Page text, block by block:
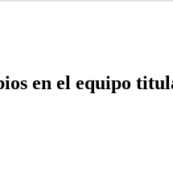
en el equipo